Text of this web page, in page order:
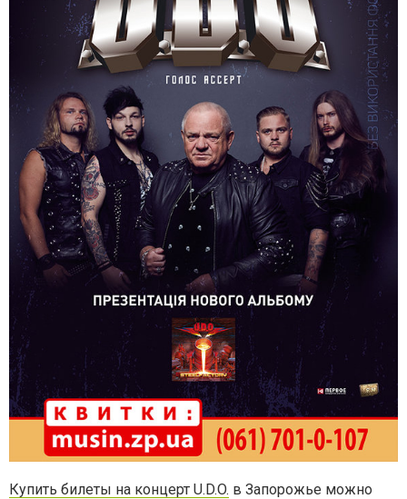
Купить билеты на концерт U.D.O. в Запорожье можно